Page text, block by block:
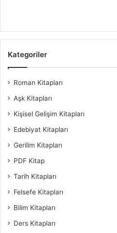
Kategoriler
Roman Kitapları
Aşk Kitapları
Kişisel Gelişim Kitapları
Edebiyat Kitapları
Gerilim Kitapları
PDF Kitap
Tarih Kitapları
Felsefe Kitapları
Bilim Kitapları
Ders Kitapları